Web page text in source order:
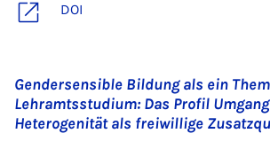
DOI
Gendersensible Bildung als ein
Lehramtsstudium: Das Profil
Heterogenität als freiwillige